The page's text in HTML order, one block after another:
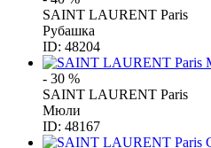
SAINT LAURENT Paris
Рубашка
ID: 48204
- 30 %
SAINT LAURENT Paris
Мюли
ID: 48167